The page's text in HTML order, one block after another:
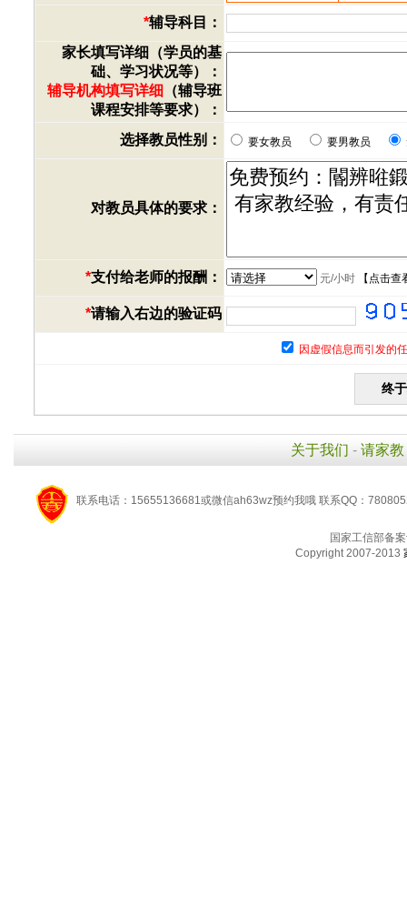
*辅导科目：
家长填写详细（学员的基
础、学习状况等）：
辅导机构填写详细 （辅导班
课程安排等要求）：
选择教员性别：
要女教员 要男教员
对教员具体的要求：
*支付给老师的报酬： 元/小时【 点击查
*请输入右边的验证码
因虚假信息而引发的
关于我们 - 请家教
联系电话：15655136681或微信ah63wz预约我哦 联系QQ：
国家工信部备
Copyright 2007-2013